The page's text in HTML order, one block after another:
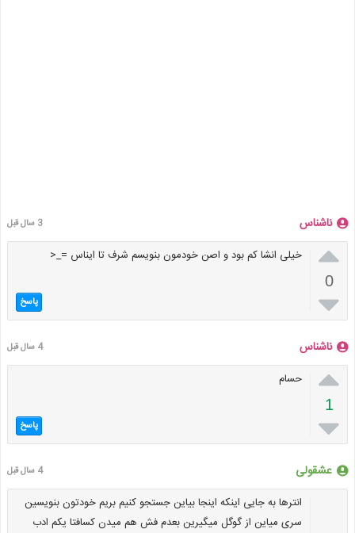
ناشناس 3 سال قبل

0

خیلی انشا کم بود و اصن خودمون بنویسم شرف تا ایناس =_<
پاسخ
ناشناس 4 سال قبل

1

حسام
پاسخ
عشقولی 4 سال قبل
انترها به جایی اینکه اینجا بیاین جستجو کنیم بریم خودتون بنویسین
سری میاین از گوگل میگیرین بعدم فش هم میدن کسافتا یکم ادب